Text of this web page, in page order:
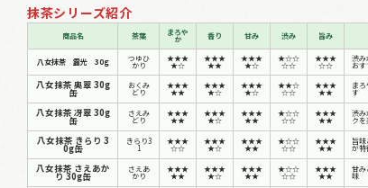
抹茶シリーズ紹介
商品名 茶葉 まろや
か 香り 甘み 渋み 旨み
八女抹茶 露光 30g つゆひ
かり
★★★
★☆
★★★
★★
★★★
★☆
★☆☆
☆☆
★★★
☆☆
渋み
おす
八女抹茶 奥翠 30g
缶
おくみ
どり
★★★
★★
★★★
★☆
★★★
★☆
★★☆
☆☆
★★★
★★
ま
す
八女抹茶 冴翠 30g
缶
さえみ
どり
★★★
★★
★★★
★☆
★★★
★★
★☆☆
☆☆
★★★
★★
渋み
クを
八女抹茶 きらり 3
0g缶
きらり3
1
★★★
☆☆
★★★
★☆
★★★
★★
★☆☆
☆☆
★★★
★★
旨
が特
八女抹茶 さえあか
り 30g缶
さえあ
かり
★★★
★★
★★★
★☆
★★★
★★
★☆☆
☆☆
★★★
★★
甘み
味